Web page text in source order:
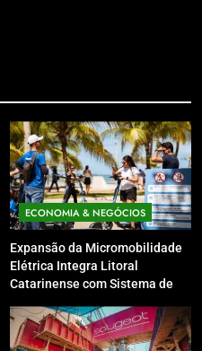
ECONOMIA & NEGÓCIOS
Expansão da Micromobilidade
Elétrica Integra Litoral
Catarinense com Sistema de